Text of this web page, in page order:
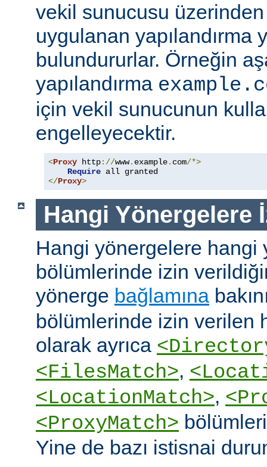
vekil sunucusu
uygulanan yapılandırma
bulundururlar. Örneğin
yapılandırma
için vekil sunucunun
engelleyecektir.
<Proxy http://www. example. com/*>
Require
</Proxy>
Hangi Yönergelere
Hangi yönergelere hangi
bölümlerinde izin
yönerge bağlamına
bölümlerinde izin verilen
olarak ayrıca
<FilesMatch>,
<LocationMatch>,
<ProxyMatch>
Yine de bazı istisnai